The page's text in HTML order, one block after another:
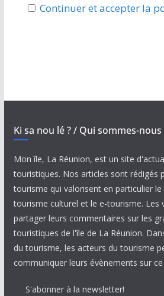
Continuer et accepter la
Ki sa nou lé ? / Qui sommes-nous
Mon île, La Réunion, est un site
touristiques. Nos articles sont rédigés
tourisme qui valorisent en particulier
tourisme culturel et le e-tourisme. Les
partager leurs commentaires sur les
touristiques de l'île de La Réunion.
du tourisme, les acteurs du tourisme
communiquer leurs évènements sur ce
S'abonner à la newsletter!